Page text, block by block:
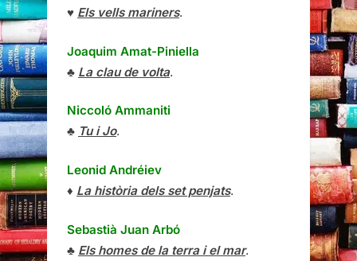
♥ Els vells mariners.
Joaquim Amat-Piniella
♣ La clau de volta.
Niccoló Ammaniti
♣ Tu i Jo.
Leonid Andréiev
♦ La història dels set penjats.
Sebastià Juan Arbó
♣ Els homes de la terra i el mar.